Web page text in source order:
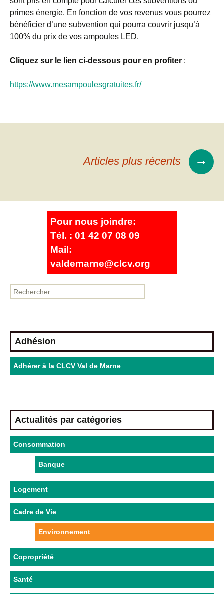
primes énergie. En fonction de vos revenus vous pourrez
bénéficier d’une subvention qui pourra couvrir jusqu’à
100% du prix de vos ampoules LED.
Cliquez sur le lien ci-dessous pour en profiter :
https://www.mesampoulesgratuites.fr/
Articles plus récents →
Pour nous joindre:
Tél. : 01 42 07 08 09
Mail:
valdemarne@clcv.org
Adhésion
Adhérer à la CLCV Val de Marne
Actualités par catégories
Consommation
Banque
Logement
Cadre de Vie
Environnement
Copropriété
Santé